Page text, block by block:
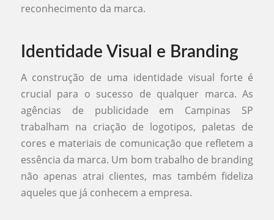
reconhecimento da marca.
Identidade Visual e Branding
A construção de uma identidade visual forte é
crucial para o sucesso de qualquer marca. As
agências de publicidade em Campinas SP
trabalham na criação de logotipos, paletas de
cores e materiais de comunicação que refletem a
essência da marca. Um bom trabalho de branding
não apenas atrai clientes, mas também fideliza
aqueles que já conhecem a empresa.